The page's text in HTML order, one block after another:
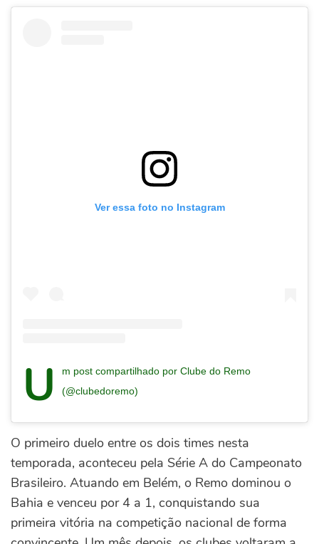
Ver essa foto no Instagram
Um post compartilhado por Clube do Remo
(@clubedoremo)
O primeiro duelo entre os dois times nesta
temporada, aconteceu pela Série A do Campeonato
Brasileiro. Atuando em Belém, o Remo dominou o
Bahia e venceu por 4 a 1, conquistando sua
primeira vitória na competição nacional de forma